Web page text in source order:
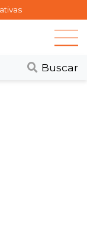
Buscar